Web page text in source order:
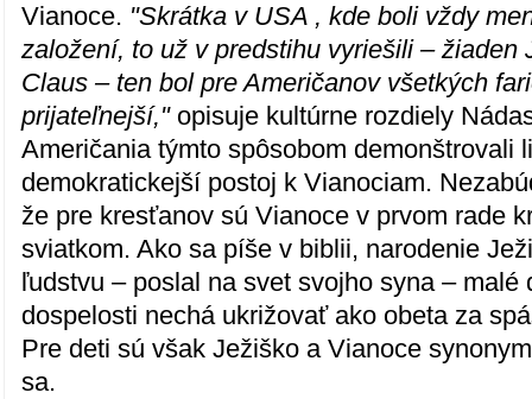
Vianoce. "Skrátka v USA , kde boli vždy
založení, to už v predstihu vyriešili – žiaden
Claus – ten bol pre Američanov všetkých
prijateľnejší,"opisuje kultúrne rozdiely
Američania týmto spôsobom demonštrovali
demokratickejší postoj k Vianociam.
že pre kresťanov sú Vianoce v prvom rade
sviatkom. Ako sa píše v biblii, narodenie
ľudstvu – poslal na svet svojho syna – malé
dospelosti nechá ukrižovať ako obeta za
Pre deti sú však Ježiško a Vianoce
sa.